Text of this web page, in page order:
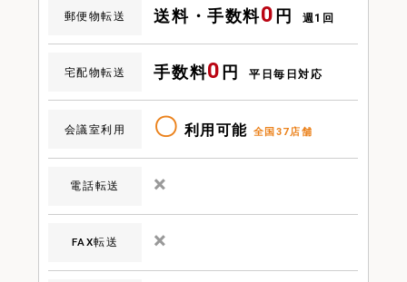
郵便物転送 送料・手数料0 円 週1回
宅配物転送 手数料0 円 平日毎日対応
会議室利用 〇 利用可能 全国37店舗
電話転送 ×
FAX転送 ×